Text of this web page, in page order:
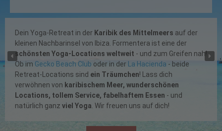
Dein Yoga-Retreat in derKaribik des Mittelmeersauf der
kleinen Nachbarinsel von Ibiza. Formentera ist eine der
schönsten Yoga-Locations weltweit- und zum Greifen nah!
Ob im Gecko Beach Cluboder in derLa Hacienda- beide
Retreat-Locations sindein Träumchen! Lass dich
verwöhnen vonkaribischem Meer, wunderschönen
Locations, tollem Service, fabelhaftem Essen- und
natürlich ganzviel Yoga. Wir freuen uns auf dich!